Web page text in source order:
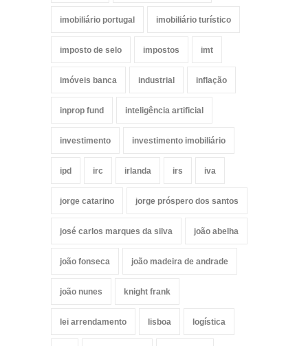
imobiliário portugal imobiliário turístico
imposto de selo impostos imt
imóveis banca industrial inflação
inprop fund inteligência artificial
investimento investimento imobiliário
ipd irc irlanda irs iva
jorge catarino jorge próspero dos santos
josé carlos marques da silva joão abelha
joão fonseca joão madeira de andrade
joão nunes knight frank
lei arrendamento lisboa logística